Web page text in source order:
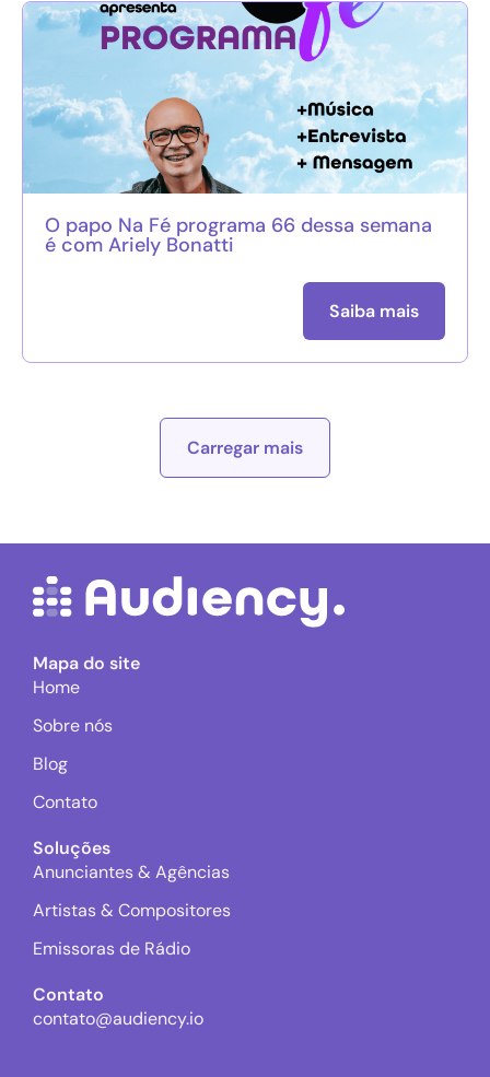
O papo Na Fé programa 66 dessa semana
é com Ariely Bonatti
Saiba mais
Carregar mais
Mapa do site
Home
Sobre nós
Blog
Contato
Soluções
Anunciantes & Agências
Artistas & Compositores
Emissoras de Rádio
Contato
contato@audiency.io